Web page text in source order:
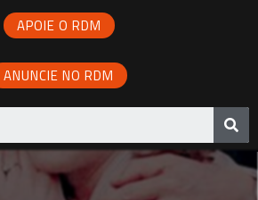
APOIE O RDM
ANUNCIE NO RDM